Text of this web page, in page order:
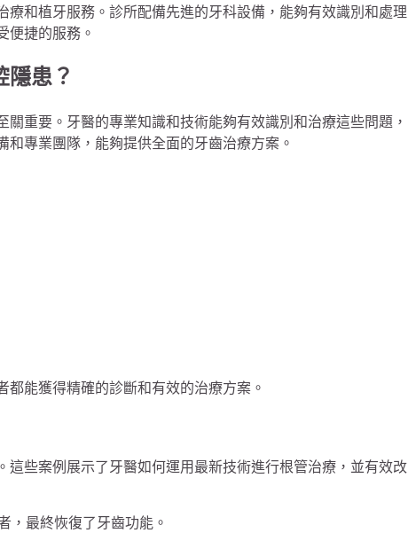
和植牙服務。診所配備先進的牙科設備，能夠有效識別和處理
便捷的服務。
隱患？
重要。牙醫的專業知識和技術能夠有效識別和治療這些問題，
專業團隊，能夠提供全面的牙齒治療方案。
能獲得精確的診斷和有效的治療方案。
些案例展示了牙醫如何運用最新技術進行根管治療，並有效改
，最終恢復了牙齒功能。